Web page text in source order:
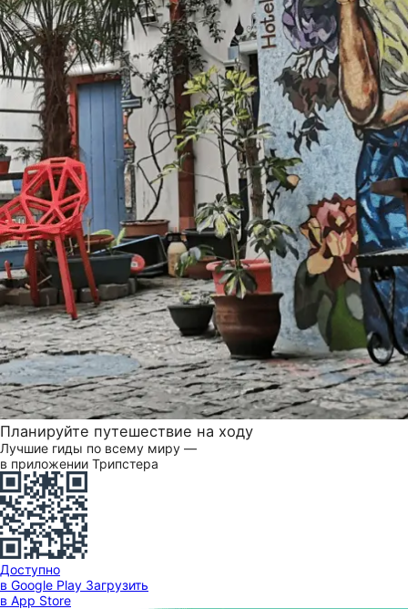
Планируйте путешествие на ходу
Лучшие гиды по всему миру —
в приложении Трипстера
Доступно
в Google Play Загрузить
в App Store